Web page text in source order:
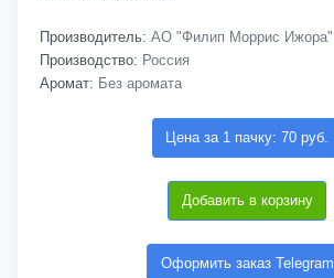
Производитель: АО "Филип Моррис Ижора"
Производство: Россия
Аромат: Без аромата
Цена за 1 пачку: 70 руб.
Добавить в корзину
Оформить заказ Telegram